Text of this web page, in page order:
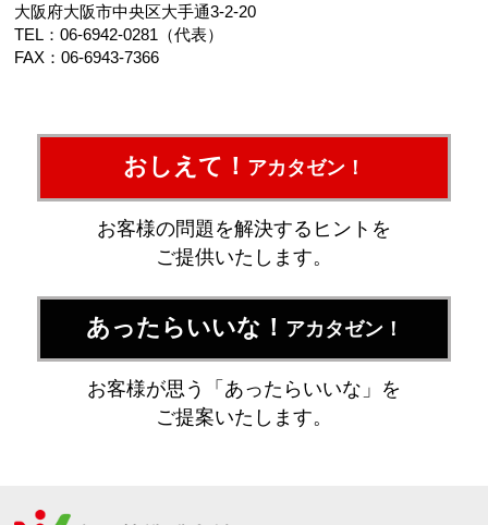
大阪府大阪市中央区大手通3-2-20
TEL：06-6942-0281（代表）
FAX：06-6943-7366
おしえて！ アカタゼン！
お客様の問題を解決するヒントを
ご提供いたします。
あったらいいな！ アカタゼン！
お客様が思う「あったらいいな」を
ご提案いたします。